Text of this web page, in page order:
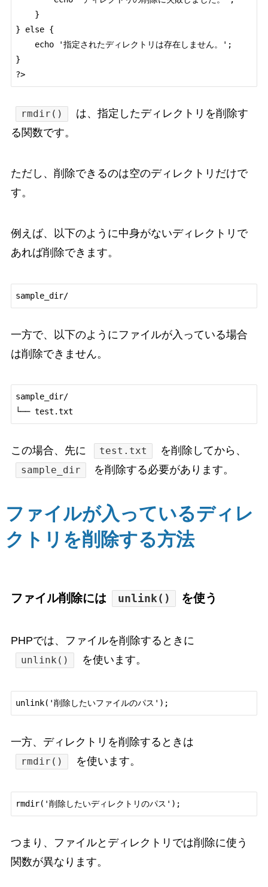
} else {
}
?>
rmdir()
は、指定したディレクトリを削除す
る関数です。
ただし、削除できるのは空のディレクトリだけで
す。
例えば、以下のように中身がないディレクトリで
あれば削除できます。
sample_dir/
一方で、以下のようにファイルが入っている場合
は削除できません。
sample_dir/
└── test.txt
この場合、先に test.txt を削除してから、
sample_dir を削除する必要があります。
ファイルが入っているディレ
クトリを削除する方法
ファイル削除には unlink() を使う
PHPでは、ファイルを削除するときに
unlink() を使います。
unlink('削除したいファイルのパス');
一方、ディレクトリを削除するときは
rmdir() を使います。
rmdir('削除したいディレクトリのパス');
つまり、ファイルとディレクトリでは削除に使う
関数が異なります。